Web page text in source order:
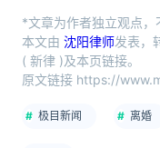
*文章为作者独立观点，
本文由 沈阳律师发表，
( 新律 )及本页链接。
原文链接 https://
极目新闻 离婚